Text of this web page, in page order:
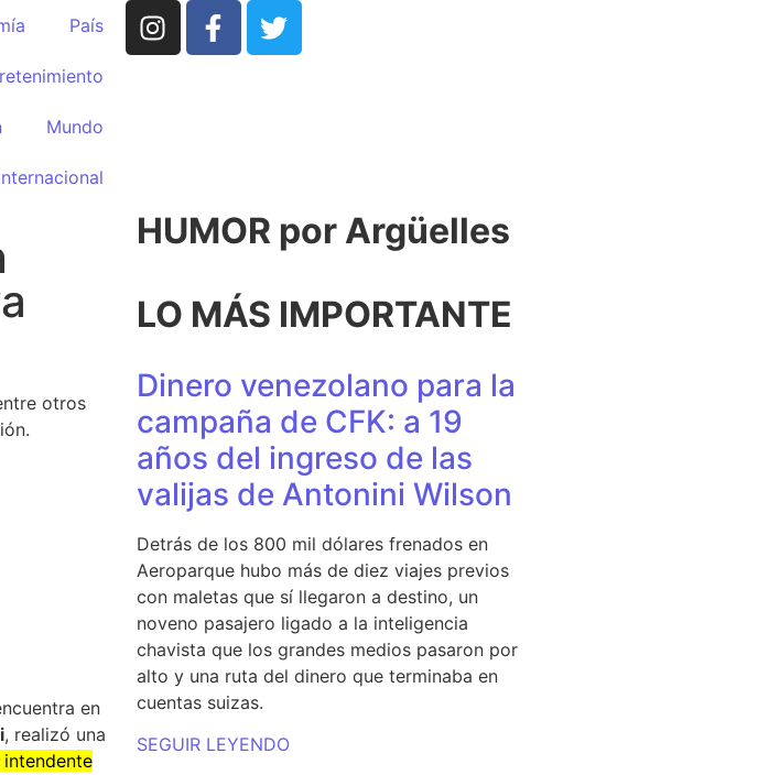
País
Mundo
otros
en
, realizó una
intendente
HUMOR por Argüelles​
LO MÁS IMPORTANTE
Dinero venezolano para la
campaña de CFK: a 19
años del ingreso de las
valijas de Antonini Wilson
Detrás de los 800 mil dólares frenados en
Aeroparque hubo más de diez viajes previos
con maletas que sí llegaron a destino, un
noveno pasajero ligado a la inteligencia
chavista que los grandes medios pasaron por
alto y una ruta del dinero que terminaba en
cuentas suizas.
SEGUIR LEYENDO